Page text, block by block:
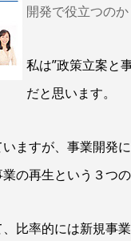
開発で役立つのか
私は”政策立案と
だと思います。
ますが、事業開発
の再生という３つの
比率的には新規事